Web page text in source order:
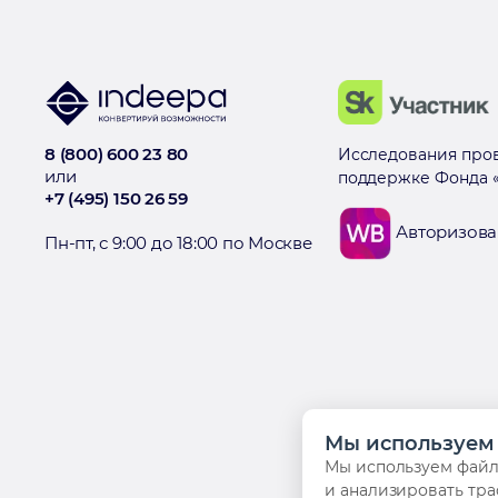
8 (800) 600 23 80
или
+7 (495) 150 26 59
Пн-пт, с 9:00 до 18:00 по Москве
Исследования
поддержке Фонда
Мы
Мы используем
и анализировать